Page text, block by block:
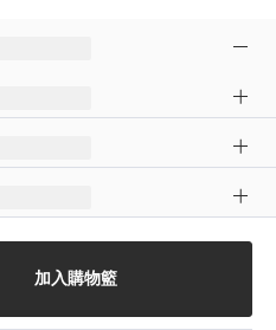
加入購物籃